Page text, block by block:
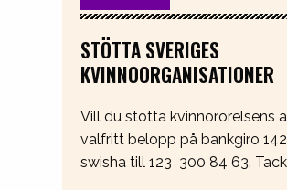
STÖTTA SVERIGES
KVINNOORGANISATIONER
Vill du stötta kvinnorörelsens
valfritt belopp på bankgiro
swisha till 123 300 84 63.